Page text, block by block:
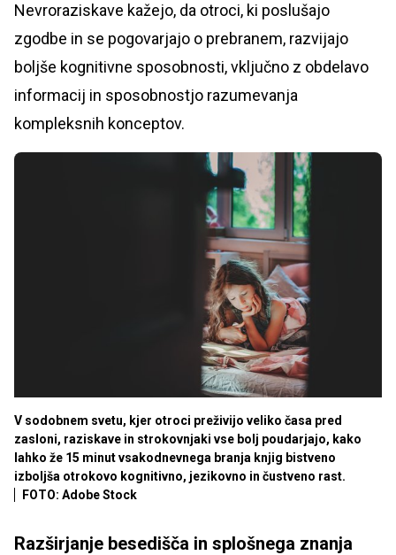
Nevroraziskave kažejo, da otroci, ki poslušajo
zgodbe in se pogovarjajo o prebranem, razvijajo
boljše kognitivne sposobnosti, vključno z obdelavo
informacij in sposobnostjo razumevanja
kompleksnih konceptov.
V sodobnem svetu, kjer otroci preživijo veliko časa pred
zasloni, raziskave in strokovnjaki vse bolj poudarjajo, kako
lahko že 15 minut vsakodnevnega branja knjig bistveno
izboljša otrokovo kognitivno, jezikovno in čustveno rast.
FOTO: Adobe Stock
Razširjanje besedišča in splošnega znanja